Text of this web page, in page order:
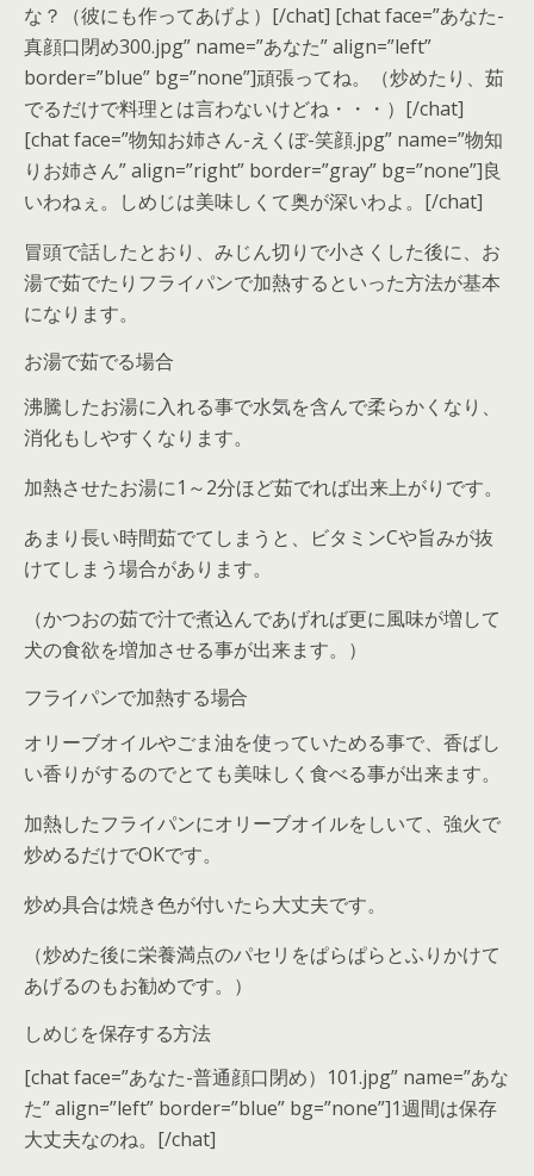
な？（彼にも作ってあげよ）[/chat] [chat face=”あなた-
真顔口閉め300.jpg” name=”あなた” align=”left”
border=”blue” bg=”none”]頑張ってね。（炒めたり、茹
でるだけで料理とは言わないけどね・・・）[/chat]
[chat face=”物知お姉さん-えくぼ-笑顔.jpg” name=”物知
りお姉さん” align=”right” border=”gray” bg=”none”]良
いわねぇ。しめじは美味しくて奥が深いわよ。[/chat]
冒頭で話したとおり、みじん切りで小さくした後に、お
湯で茹でたりフライパンで加熱するといった方法が基本
になります。
お湯で茹でる場合
沸騰したお湯に入れる事で水気を含んで柔らかくなり、
消化もしやすくなります。
加熱させたお湯に1～2分ほど茹でれば出来上がりです。
あまり長い時間茹でてしまうと、ビタミンCや旨みが抜
けてしまう場合があります。
（かつおの茹で汁で煮込んであげれば更に風味が増して
犬の食欲を増加させる事が出来ます。）
フライパンで加熱する場合
オリーブオイルやごま油を使っていためる事で、香ばし
い香りがするのでとても美味しく食べる事が出来ます。
加熱したフライパンにオリーブオイルをしいて、強火で
炒めるだけでOKです。
炒め具合は焼き色が付いたら大丈夫です。
（炒めた後に栄養満点のパセリをぱらぱらとふりかけて
あげるのもお勧めです。）
しめじを保存する方法
[chat face=”あなた-普通顔口閉め）101.jpg” name=”あな
た” align=”left” border=”blue” bg=”none”]1週間は保存
大丈夫なのね。[/chat]